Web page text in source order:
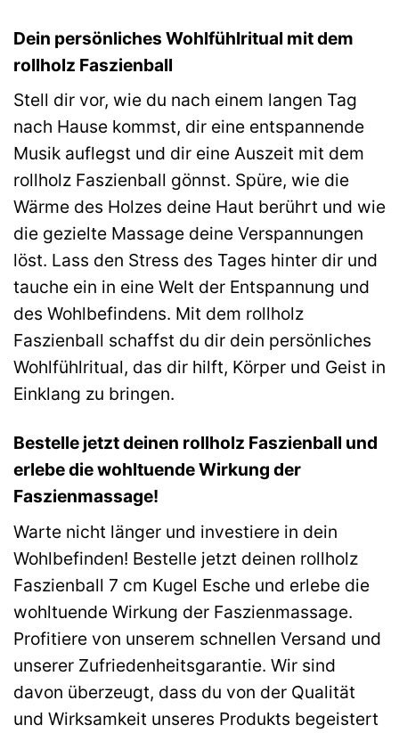
Dein persönliches Wohlfühlritual mit dem
rollholz Faszienball
Stell dir vor, wie du nach einem langen Tag
nach Hause kommst, dir eine entspannende
Musik auflegst und dir eine Auszeit mit dem
rollholz Faszienball gönnst. Spüre, wie die
Wärme des Holzes deine Haut berührt und wie
die gezielte Massage deine Verspannungen
löst. Lass den Stress des Tages hinter dir und
tauche ein in eine Welt der Entspannung und
des Wohlbefindens. Mit dem rollholz
Faszienball schaffst du dir dein persönliches
Wohlfühlritual, das dir hilft, Körper und Geist in
Einklang zu bringen.
Bestelle jetzt deinen rollholz Faszienball und
erlebe die wohltuende Wirkung der
Faszienmassage!
Warte nicht länger und investiere in dein
Wohlbefinden! Bestelle jetzt deinen rollholz
Faszienball 7 cm Kugel Esche und erlebe die
wohltuende Wirkung der Faszienmassage.
Profitiere von unserem schnellen Versand und
unserer Zufriedenheitsgarantie. Wir sind
davon überzeugt, dass du von der Qualität
und Wirksamkeit unseres Produkts begeistert